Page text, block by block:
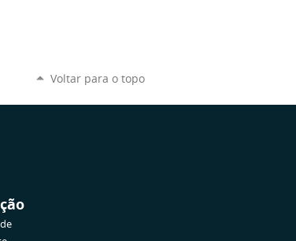
Voltar para o topo